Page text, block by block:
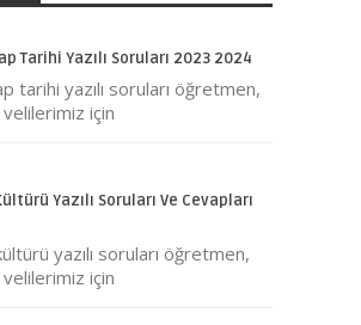
Tarihi Yazılı Soruları 2023 2024
tarihi yazılı soruları öğretmen,
için
Yazılı Soruları Ve Cevapları
yazılı soruları öğretmen,
için